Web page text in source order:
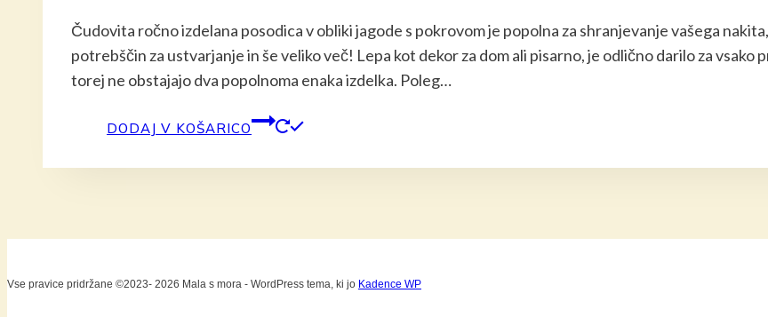
je
bila:
28,00 €.
je:
25,00 €.
Čudovita ročno izdelana posodica v obliki jagode s pokrovom je popolna za shranjevanje vašega
potrebščin za ustvarjanje in še veliko več! Lepa kot dekor za dom ali pisarno, je odlično darilo za
torej ne obstajajo dva popolnoma enaka izdelka. Poleg…
DODAJ V KOŠARICO
Vse pravice pridržane ©2023- 2026 Mala s mora - WordPress tema, ki jo Kadence WP